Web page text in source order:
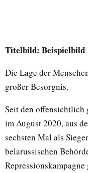
Titelbild: Beispielbild
Die Lage der
großer Besorgnis.
Seit den offensichtlich
im August 2020, aus
sechsten Mal als
belarussischen